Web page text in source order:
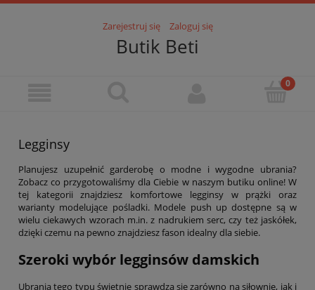
Zarejestruj się Zaloguj się
Butik Beti
Legginsy
Planujesz uzupełnić garderobę o modne i wygodne ubrania?
Zobacz co przygotowaliśmy dla Ciebie w naszym butiku online! W
tej kategorii znajdziesz komfortowe legginsy w prążki oraz
warianty modelujące pośladki. Modele push up dostępne są w
wielu ciekawych wzorach m.in. z nadrukiem serc, czy też jaskółek,
dzięki czemu na pewno znajdziesz fason idealny dla siebie.
Szeroki wybór legginsów damskich
Ubrania tego typu świetnie sprawdzą się zarówno na siłownię, jak i